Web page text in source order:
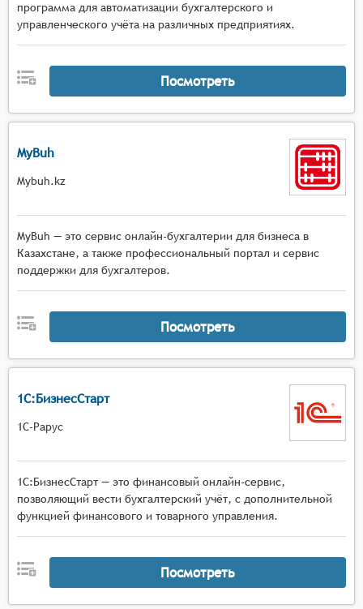
программа для автоматизации бухгалтерского и
управленческого учёта на различных предприятиях.
Посмотреть
MyBuh
Mybuh.kz
MyBuh — это сервис онлайн-бухгалтерии для бизнеса в
Казахстане, а также профессиональный портал и сервис
поддержки для бухгалтеров.
Посмотреть
1С:БизнесСтарт
1С-Рарус
1С:БизнесСтарт — это финансовый онлайн-сервис,
позволяющий вести бухгалтерский учёт, с дополнительной
функцией финансового и товарного управления.
Посмотреть